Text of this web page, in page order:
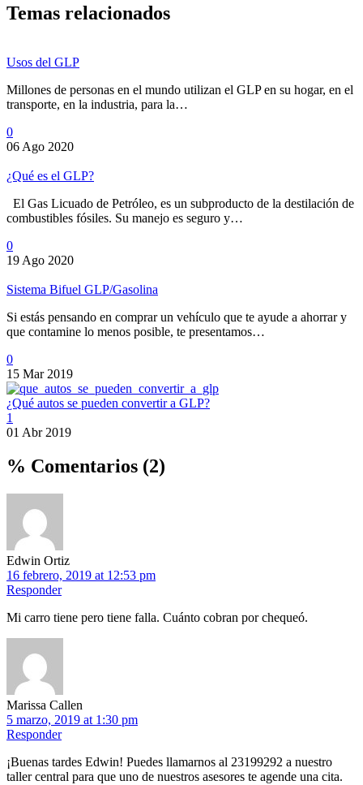
Temas relacionados
Usos del GLP
Millones de personas en el mundo utilizan el GLP en su hogar, en el
transporte, en la industria, para la…
0
06 Ago 2020
¿Qué es el GLP?
El Gas Licuado de Petróleo, es un subproducto de la destilación de
combustibles fósiles. Su manejo es seguro y…
0
19 Ago 2020
Sistema Bifuel GLP/Gasolina
Si estás pensando en comprar un vehículo que te ayude a ahorrar y
que contamine lo menos posible, te presentamos…
0
15 Mar 2019
¿Qué autos se pueden convertir a GLP?
1
01 Abr 2019
% Comentarios (2)
Edwin Ortiz
16 febrero, 2019 at 12:53 pm
Responder
Mi carro tiene pero tiene falla. Cuánto cobran por chequeó.
Marissa Callen
5 marzo, 2019 at 1:30 pm
Responder
¡Buenas tardes Edwin! Puedes llamarnos al 23199292 a nuestro
taller central para que uno de nuestros asesores te agende una cita.